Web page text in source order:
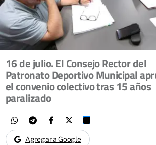
16 de julio. El Consejo Rector del
Patronato Deportivo Municipal
el convenio colectivo tras 15 años
paralizado
Agregar a Google